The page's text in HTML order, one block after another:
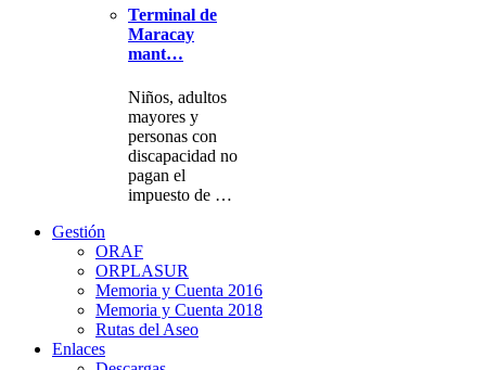
Terminal de
Maracay
mant…
Niños, adultos
mayores y
personas con
discapacidad no
pagan el
impuesto de …
Gestión
ORAF
ORPLASUR
Memoria y Cuenta 2016
Memoria y Cuenta 2018
Rutas del Aseo
Enlaces